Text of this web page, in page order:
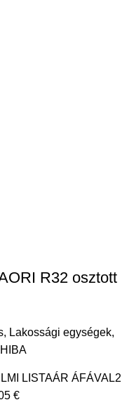
R32 osztott
, Lakossági egységek,
LISTAÁR ÁFÁVAL2
€